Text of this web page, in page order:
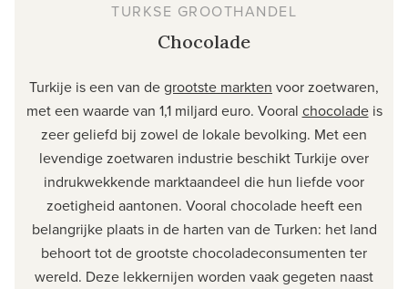
TURKSE GROOTHANDEL
Chocolade
Turkije is een van degrootste markten voor zoetwaren,
met een waarde van 1,1 miljard euro. Vooral chocoladeis
zeer geliefd bij zowel de lokale bevolking. Met een
levendige zoetwaren industrie beschikt Turkije over
indrukwekkende marktaandeel die hun liefde voor
zoetigheid aantonen. Vooral chocolade heeft een
belangrijke plaats in de harten van de Turken: het land
behoort tot de grootste chocoladeconsumenten ter
wereld. Deze lekkernijen worden vaak gegeten naast